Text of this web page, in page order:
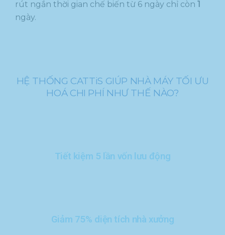
rút ngắn thời gian chế biến từ 6 ngày chỉ còn 1
ngày.
HỆ THỐNG CATTiS GIÚP NHÀ MÁY TỐI ƯU
HOÁ CHI PHÍ NHƯ THẾ NÀO?
Tiết kiệm 5 lần vốn lưu động​
Giảm 75% diện tích nhà xưởng​